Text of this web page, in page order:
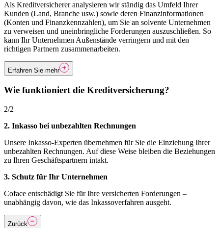
Als Kreditversicherer analysieren wir ständig das Umfeld Ihrer
Kunden (Land, Branche usw.) sowie deren Finanzinformationen
(Konten und Finanzkennzahlen), um Sie an solvente Unternehmen
zu verweisen und uneinbringliche Forderungen auszuschließen. So
kann Ihr Unternehmen Außenstände verringern und mit den
richtigen Partnern zusammenarbeiten.
Erfahren Sie mehr
Wie funktioniert die Kreditversicherung?
2/2
2. Inkasso bei unbezahlten Rechnungen
Unsere Inkasso-Experten übernehmen für Sie die Einziehung Ihrer
unbezahlten Rechnungen. Auf diese Weise bleiben die Beziehungen
zu Ihren Geschäftspartnern intakt.
3. Schutz für Ihr Unternehmen
Coface entschädigt Sie für Ihre versicherten Forderungen –
unabhängig davon, wie das Inkassoverfahren ausgeht.
Zurück